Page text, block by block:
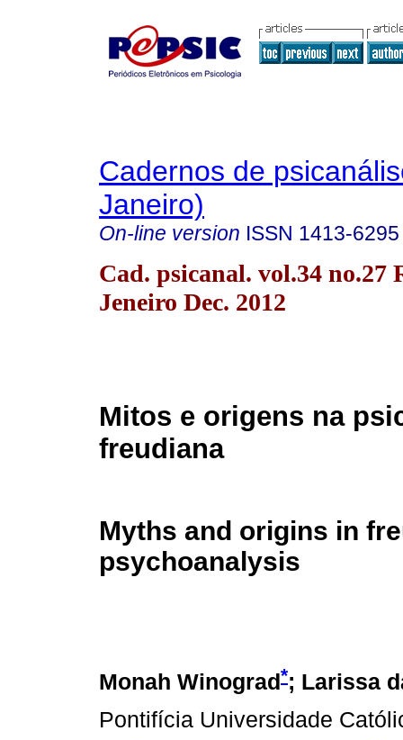
Cadernos de
Janeiro)
On-line version ISSN 1413-6295
Cad. psicanal. vol.34 no.27
Jeneiro Dec. 2012
Mitos e origens na
freudiana
Myths and origins in
psychoanalysis
Monah Winograd*; Larissa
Pontifícia Universidade